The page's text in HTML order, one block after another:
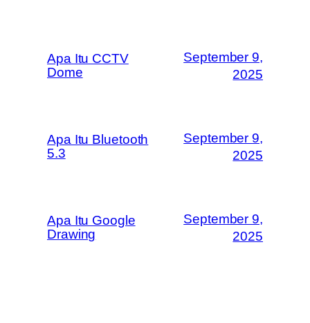
Apa Itu CCTV
Dome
September 9,
2025
Apa Itu Bluetooth
5.3
September 9,
2025
Apa Itu Google
Drawing
September 9,
2025